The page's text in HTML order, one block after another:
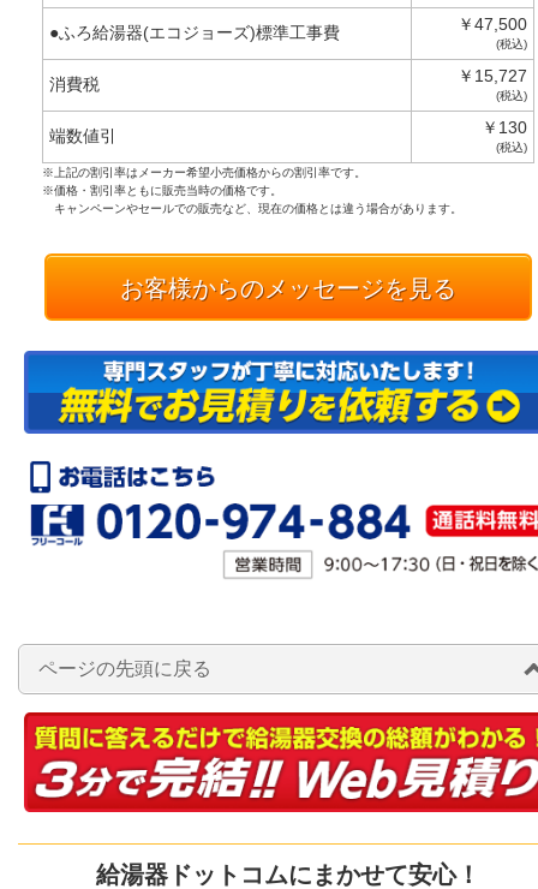
●ふろ給湯器(エコジョーズ)標準工事費 ￥47,500
(税込)
消費税 ￥15,727
(税込)
端数値引 ￥130
(税込)
※上記の割引率はメーカー希望小売価格からの割引率です。
※価格・割引率ともに販売当時の価格です。
キャンペーンやセールでの販売など、現在の価格とは違う場合があります。
お客様からのメッセージを見る
ページの先頭に戻る
給湯器ドットコムにまかせて安心！